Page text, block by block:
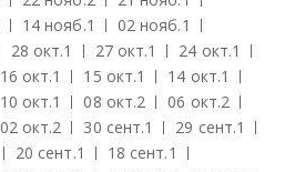
14 нояб.1 02 нояб.1
28 окт.1 27 окт.1 24 окт.1
16 окт.1 15 окт.1 14 окт.1
10 окт.1 08 окт.2 06 окт.2
02 окт.2 30 сент.1 29 сент.1
20 сент.1 18 сент.1